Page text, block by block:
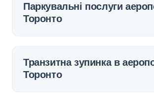
Паркувальні послуги
Торонто
Транзитна зупинка в
Торонто